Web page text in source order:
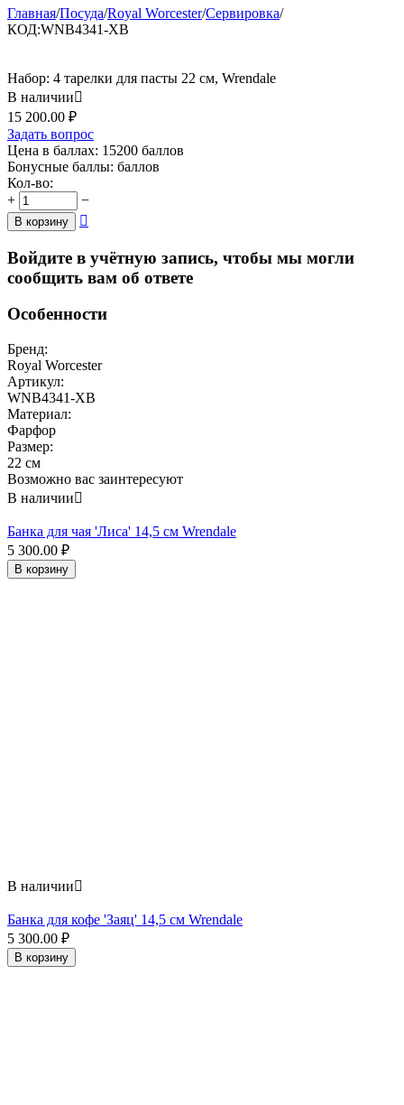
Главная/Посуда/Royal Worcester/Сервировка/
КОД:WNB4341-XB
Набор: 4 тарелки для пасты 22 см, Wrendale
В наличии
15 200.00 ₽
Задать вопрос
Цена в баллах: 15200 баллов
Бонусные баллы: баллов
Кол-во:
+
−
В корзину 
Войдите в учётную запись, чтобы мы могли
сообщить вам об ответе
Особенности
Бренд:
Royal Worcester
Артикул:
WNB4341-XB
Материал:
Фарфор
Размер:
22 см
Возможно вас заинтересуют
В наличии
Банка для чая 'Лиса' 14,5 см Wrendale
5 300.00 ₽
В корзину
В наличии
Банка для кофе 'Заяц' 14,5 см Wrendale
5 300.00 ₽
В корзину